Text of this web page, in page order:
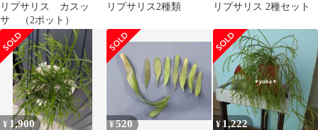
リプサリス カスッ
サ （2ポット）
リプサリス2種類 リプサリス 2種セット
¥ 1,900 ¥520 ¥ 1,222